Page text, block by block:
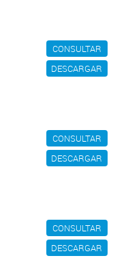
CONSULTAR
DESCARGAR
CONSULTAR
DESCARGAR
CONSULTAR
DESCARGAR